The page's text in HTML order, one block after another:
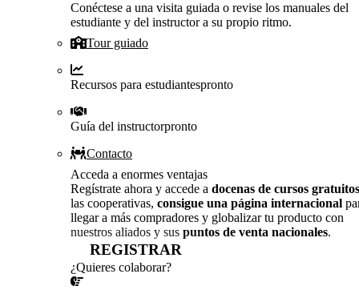
Conéctese a una visita guiada o revise los manuales del
estudiante y del instructor a su propio ritmo.
Tour guiado
Recursos para estudiantespronto
Guía del instructorpronto
Contacto
Acceda a enormes ventajas
Regístrate ahora y accede a docenas de cursos gratuitos
las cooperativas, consigue una página internacional
llegar a más compradores y globalizar tu producto con
nuestros aliados y sus puntos de venta nacionales.
REGISTRAR
¿Quieres colaborar?